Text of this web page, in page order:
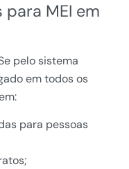
MEI em
pelo sistema
em todos os
para pessoas